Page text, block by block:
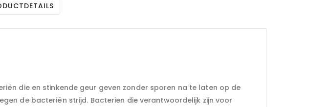
die en stinkende geur geven zonder sporen na te laten op de
de bacteriën strijd. Bacterien die verantwoordelijk zijn voor